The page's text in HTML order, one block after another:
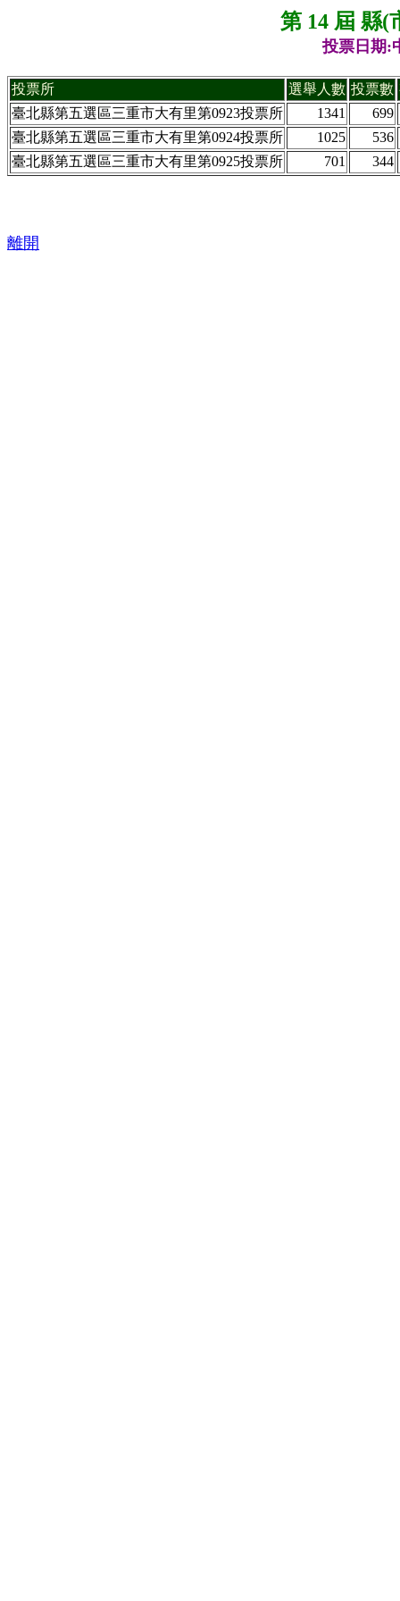
第 14 屆 縣(
投票日期:
投票所 選舉人數 投票數
臺北縣第五選區三重市大有里第0923投票所
1341
699
臺北縣第五選區三重市大有里第0924投票所
1025
536
臺北縣第五選區三重市大有里第0925投票所
701 344
離開